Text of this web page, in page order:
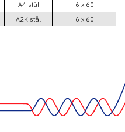
A4 stål
6 x 60
A2K stål 6 x 60